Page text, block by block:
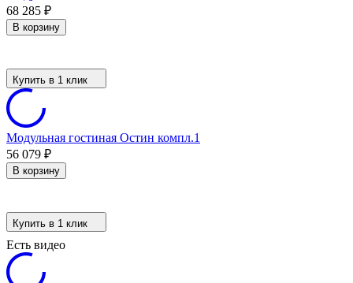
68 285 ₽
В корзину
Купить в 1 клик
Модульная гостиная Остин компл.1
56 079 ₽
В корзину
Купить в 1 клик
Есть видео